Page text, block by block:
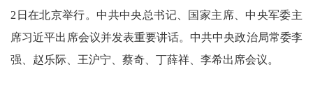
2日在北京举行。中共中央总书记、国家主席、中央军委主
席习近平出席会议并发表重要讲话。中共中央政治局常委李
强、赵乐际、王沪宁、蔡奇、丁薛祥、李希出席会议。